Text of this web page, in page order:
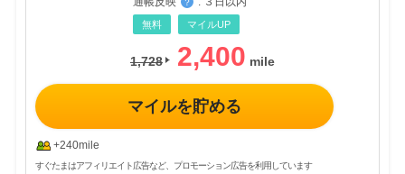
？
無料 マイルUP
1,728 2,400
マイルを貯める
+240mile
すぐたまはアフィリエイト広告など、プロモーション広告を利用しています